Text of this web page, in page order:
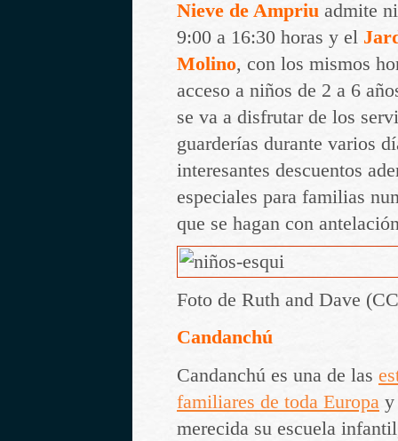
Nieve de Ampriu admite
9:00 a 16:30 horas y el
Molino, con los mismos
acceso a niños de 2 a 6
se va a disfrutar de los
guarderías durante varios
interesantes descuentos
especiales para familias
que se hagan con
Foto de Ruth and Dave
Candanchú
Candanchú es una de las
familiares de toda Europa y
merecida su escuela